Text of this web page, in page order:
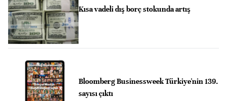
Kısa vadeli dış borç stokunda artış
Bloomberg Businessweek Türkiye'nin 139.
sayısı çıktı